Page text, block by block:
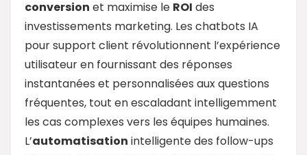
conversion et maximise le ROI des
investissements marketing. Les chatbots IA
pour support client révolutionnent l’expérience
utilisateur en fournissant des réponses
instantanées et personnalisées aux questions
fréquentes, tout en escaladant intelligemment
les cas complexes vers les équipes humaines.
L’automatisation intelligente des follow-ups